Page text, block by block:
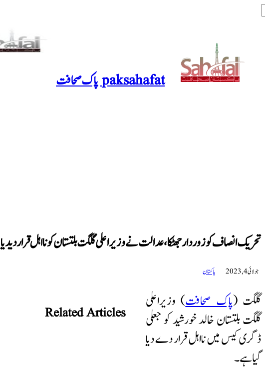
paksahafat پاک صحافت
تحریک انصاف کو زوردار جھٹکا، عدالت نے وزیراعلی گلگت بلتستان کو نااہل قرار دیدیا
جولائی 4, 2023 پاکستان
Related Articles
گلگت (پاک صحافت) وزیراعلی
گلگت بلتستان خالد خورشید کو جعلی
ڈگری کیس میں نااہل قرار دے دیا
گیا ہے۔